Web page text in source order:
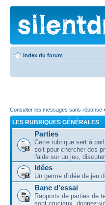
Index du forum
Consulter les messages sans réponse •
LES RUBRIQUES GÉNÉRALES
Parties
Cette rubrique sert à
soit pour chercher des
l'aide sur un jeu,
Idées
Un germe d'idée de jeu
Banc d'essai
Rapports de parties de
sont cruciaux, donnez-